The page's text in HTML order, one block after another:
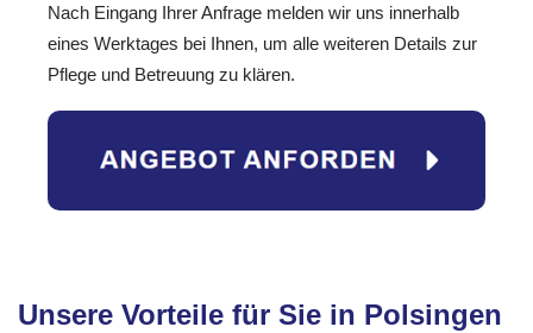
Nach Eingang Ihrer Anfrage melden wir uns innerhalb
eines Werktages bei Ihnen, um alle weiteren Details zur
Pflege und Betreuung zu klären.
Unsere Vorteile für Sie in Polsingen